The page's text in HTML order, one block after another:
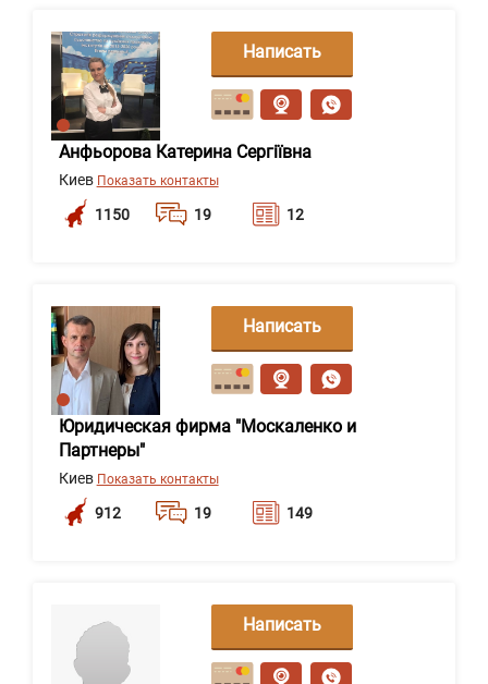
Анфьорова Катерина Сергіївна
Киев Показать контакты
1150 19 12
Написать
сообщение
Юридическая фирма "Москаленко и
Партнеры"
Киев Показать контакты
912 19 149
Написать
сообщение
Написать
сообщение